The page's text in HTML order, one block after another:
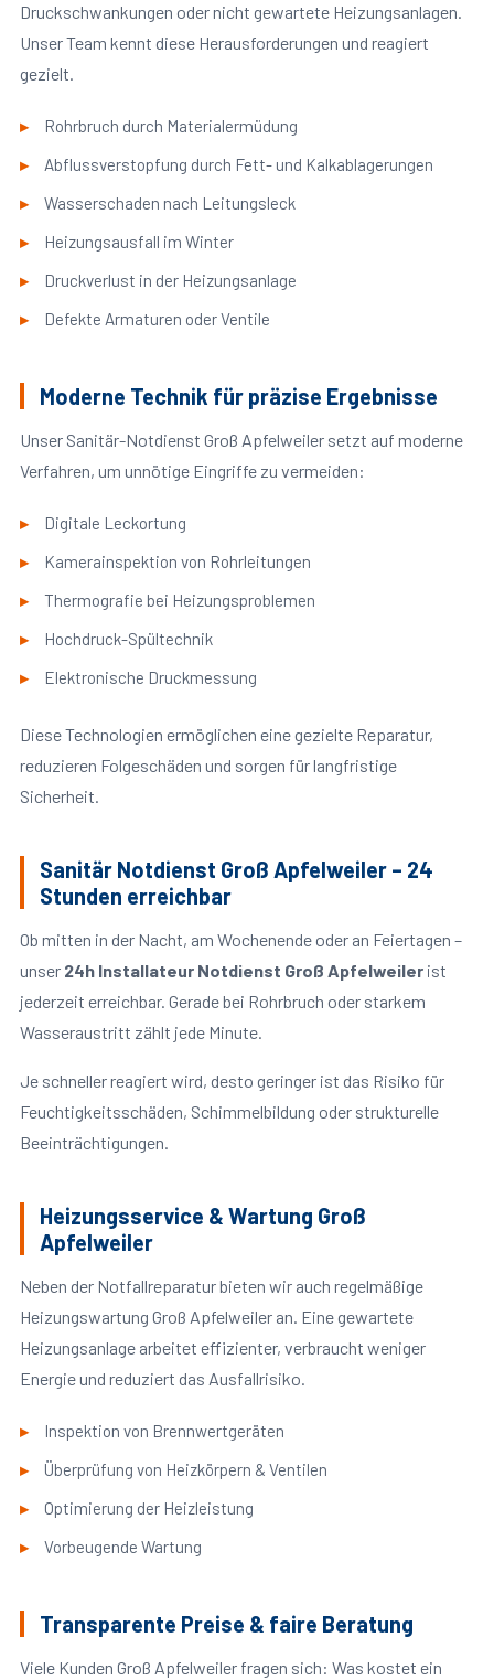
Druckschwankungen oder nicht gewartete Heizungsanlagen.
Unser Team kennt diese Herausforderungen und reagiert
gezielt.
Rohrbruch durch Materialermüdung
Abflussverstopfung durch Fett- und Kalkablagerungen
Wasserschaden nach Leitungsleck
Heizungsausfall im Winter
Druckverlust in der Heizungsanlage
Defekte Armaturen oder Ventile
Moderne Technik für präzise Ergebnisse
Unser Sanitär-Notdienst Groß Apfelweiler setzt auf moderne
Verfahren, um unnötige Eingriffe zu vermeiden:
Digitale Leckortung
Kamerainspektion von Rohrleitungen
Thermografie bei Heizungsproblemen
Hochdruck-Spültechnik
Elektronische Druckmessung
Diese Technologien ermöglichen eine gezielte Reparatur,
reduzieren Folgeschäden und sorgen für langfristige
Sicherheit.
Sanitär Notdienst Groß Apfelweiler – 24
Stunden erreichbar
Ob mitten in der Nacht, am Wochenende oder an Feiertagen –
unser 24h Installateur Notdienst Groß Apfelweilerist
jederzeit erreichbar. Gerade bei Rohrbruch oder starkem
Wasseraustritt zählt jede Minute.
Je schneller reagiert wird, desto geringer ist das Risiko für
Feuchtigkeitsschäden, Schimmelbildung oder strukturelle
Beeinträchtigungen.
Heizungsservice & Wartung Groß
Apfelweiler
Neben der Notfallreparatur bieten wir auch regelmäßige
Heizungswartung Groß Apfelweiler an. Eine gewartete
Heizungsanlage arbeitet effizienter, verbraucht weniger
Energie und reduziert das Ausfallrisiko.
Inspektion von Brennwertgeräten
Überprüfung von Heizkörpern & Ventilen
Optimierung der Heizleistung
Vorbeugende Wartung
Transparente Preise & faire Beratung
Viele Kunden Groß Apfelweiler fragen sich: Was kostet ein